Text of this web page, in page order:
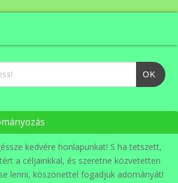
OK
kedvére honlapunkat! S ha tetszett,
a céljainkkal, és szeretne közvetetten
lenni, köszönettel fogadjuk adományát!